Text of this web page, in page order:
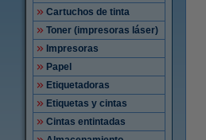
Cartuchos de tinta
Toner (impresoras láser)
Impresoras
Papel
Etiquetadoras
Etiquetas y cintas
Cintas entintadas